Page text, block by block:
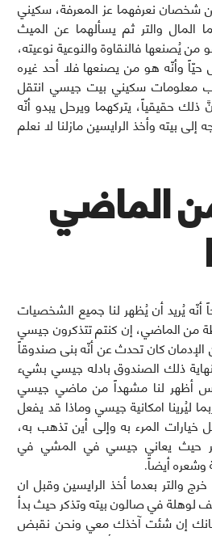
نعرفهما عز المعرفة، سكيني
المال والتر ثم يسألهما عن الميث
من يُصنعها فالنقاوة والنوعية نوعيته،
حيّاً وأنّه هو من يصنعها فلا أحد غيره
معلومات سكيني بيت جيسي انتقل
ذلك حقيقياً، يتركهما ويرحل يبدو أنّه
بيته وأخذ الرايسين مازلنا لا نعلم
الماضي
يُريد أن يُظهر لنا جميع الشخصيات
من الماضي، إن كنتم تتذكرون جيسي
كان تحدث عن أنّه بنى صندوقاً
ذلك الصندوق بادله جيسي بشيء
أظهر لنا مشهداً من ماضي جيسي
ليُرينا امكانية جيسي وماذا قد يفعل
خيارات المرء به وإلى أين تذهب به،
حيث يعاني جيسي في المشي في
وشعره أيضاً.
والتر بعدما أخذ الرايسين وقبل ان
لوهلة في صالون بيته وتذكر حيث بدأ
إن شئت آخذك معي ونحن نقبض